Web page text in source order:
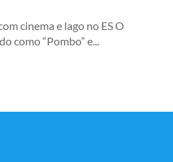
cinema e lago no ES O
como “Pombo” e...